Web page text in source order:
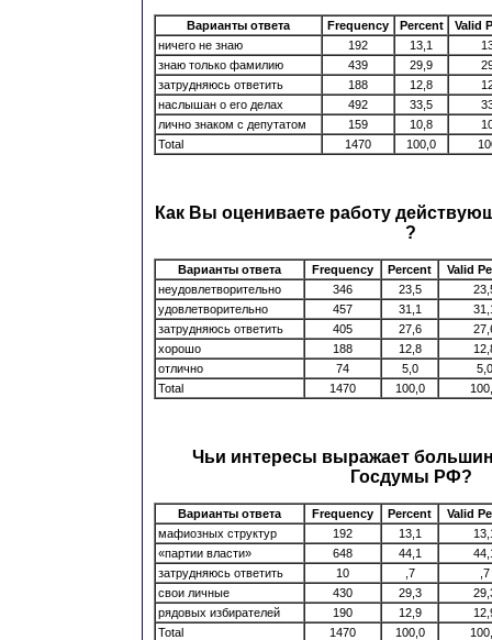
Варианты ответа Frequency Percent
Valid
ничего не знаю
192 13,1
знаю только фамилию
439 29,9
затрудняюсь ответить
188 12,8
наслышан о его делах
492 33,5
лично знаком с депутатом
159 10,8
Total
1470 100,0
Как Вы оцениваете работу
?
Варианты ответа Frequency Percent
Valid
неудовлетворительно
346 23,5
удовлетворительно
457 31,1
затрудняюсь ответить
405 27,6
хорошо
188 12,8
отлично
74 5,0
5,0
Total
1470 100,0
Чьи интересы выражает
Госдумы РФ?
Варианты ответа Frequency Percent
Valid
мафиозных структур
192 13,1
«партии власти»
648 44,1
затрудняюсь ответить
10 ,7
,7
свои личные
430 29,3
рядовых избирателей
190 12,9
Total
1470 100,0